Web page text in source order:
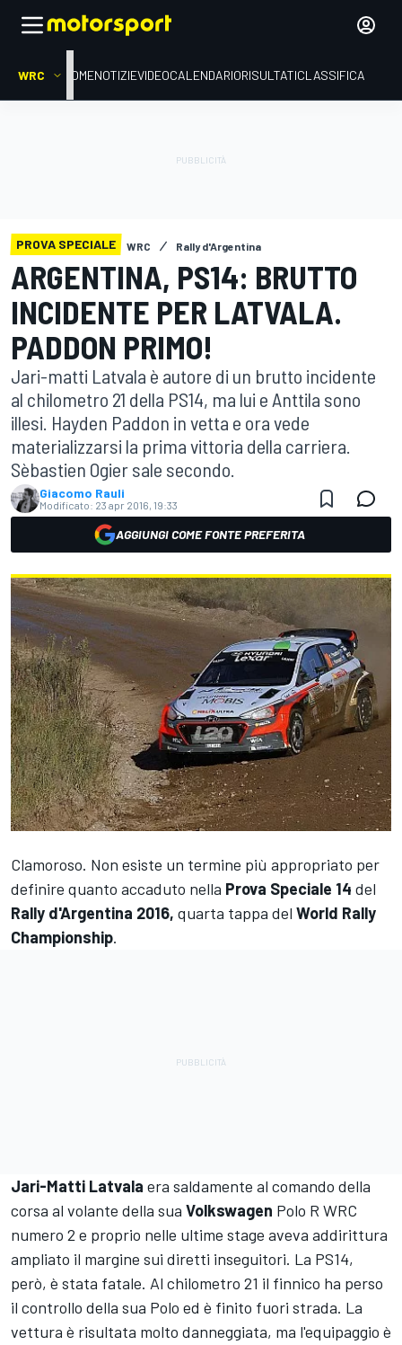
WRC HOMENOTIZIEVIDEOCALENDARIORISULTATICLASSIFICA
PROVA SPECIALE WRC Rally d'Argentina
ARGENTINA, PS14: BRUTTO
INCIDENTE PER LATVALA.
PADDON PRIMO!
Jari-matti Latvala è autore di un brutto incidente
al chilometro 21 della PS14, ma lui e Anttila sono
illesi. Hayden Paddon in vetta e ora vede
materializzarsi la prima vittoria della carriera.
Sèbastien Ogier sale secondo.
Giacomo Rauli
Modificato: 23 apr 2016, 19:33
AGGIUNGI COME FONTE PREFERITA
Clamoroso. Non esiste un termine più appropriato per
definire quanto accaduto nella Prova Speciale 14 del
Rally d'Argentina 2016, quarta tappa del World Rally
Championship.
Jari-Matti Latvala era saldamente al comando della
corsa al volante della sua Volkswagen Polo R WRC
numero 2 e proprio nelle ultime stage aveva addirittura
ampliato il margine sui diretti inseguitori. La PS14,
però, è stata fatale. Al chilometro 21 il finnico ha perso
il controllo della sua Polo ed è finito fuori strada. La
vettura è risultata molto danneggiata, ma l'equipaggio è